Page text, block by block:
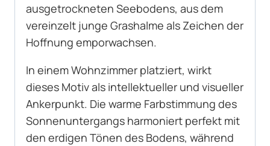
ausgetrockneten Seebodens, aus dem
vereinzelt junge Grashalme als Zeichen der
Hoffnung emporwachsen.
In einem Wohnzimmer platziert, wirkt
dieses Motiv als intellektueller und visueller
Ankerpunkt. Die warme Farbstimmung des
Sonnenuntergangs harmoniert perfekt mit
den erdigen Tönen des Bodens, während